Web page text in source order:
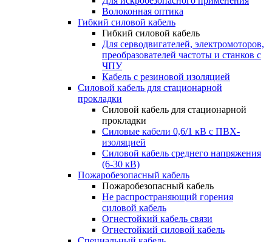
Волоконная оптика
Гибкий силовой кабель
Гибкий силовой кабель
Для серводвигателей, электромоторов,
преобразователей частоты и станков с
ЧПУ
Кабель с резиновой изоляцией
Силовой кабель для стационарной
прокладки
Силовой кабель для стационарной
прокладки
Силовые кабели 0,6/1 кВ с ПВХ-
изоляцией
Силовой кабель среднего напряжения
(6-30 кВ)
Пожаробезопасный кабель
Пожаробезопасный кабель
Не распространяющий горения
силовой кабель
Огнестойкий кабель связи
Огнестойкий силовой кабель